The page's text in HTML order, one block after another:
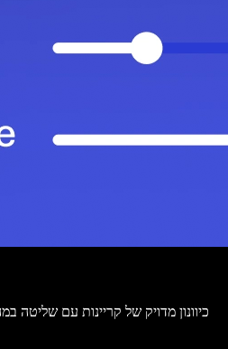
כיוונון מדויק של קריינות עם שליטה